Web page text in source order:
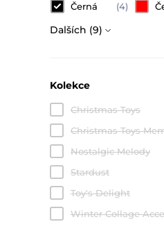
Černá
(4)
Dalších (9)
Kolekce
Christmas Toys
Christmas Toys
Nostalgic Melody
Stardust
Toy's Delight
Winter Collage